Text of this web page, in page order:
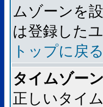
ムゾーンを
は登録した
トップに戻る
タイムゾー
正しいタイ